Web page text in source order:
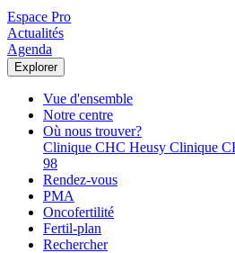
Espace Pro
Actualités
Agenda
Explorer
Vue d'ensemble
Notre centre
Où nous trouver?
Clinique CHC Heusy Clinique
98
Rendez-vous
PMA
Oncofertilité
Fertil-plan
Rechercher